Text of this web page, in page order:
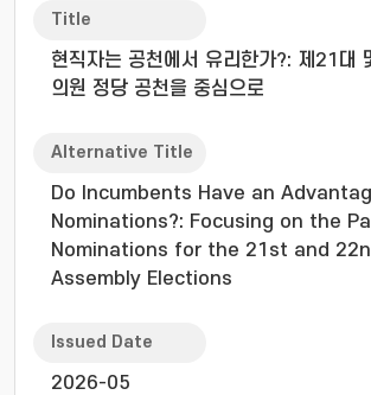
Title
현직자는 공천에서 유리한가?: 제21대
의원 정당 공천을 중심으로
Alternative Title
Do Incumbents Have an
Nominations?: Focusing on the
Nominations for the 21st and
Assembly Elections
Issued Date
2026-05